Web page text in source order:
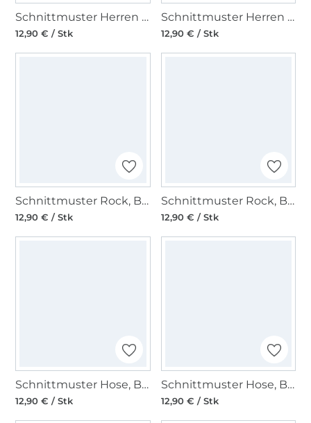
Schnittmuster Herren Hose, Burda 6350
12,90 € / Stk
Schnittmuster Herren Hemd, Burda 6349
12,90 € / Stk
Schnittmuster Rock, Burda 6340
12,90 € / Stk
Schnittmuster Rock, Burda 6319
12,90 € / Stk
Schnittmuster Hose, Burda 6470
12,90 € / Stk
Schnittmuster Hose, Burda 9354
12,90 € / Stk